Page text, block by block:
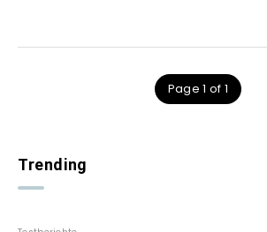
Page 1 of 1
Trending